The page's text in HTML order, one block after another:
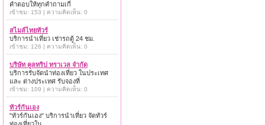
คำตอบให้ทุกคำถามเกี่
เข้าชม: 153 | ความคิดเห็น: 0
สไมล์ไทยทัวร์
บริการนำเที่ยว เช่ารถตู้ 24 ชม.
เข้าชม: 126 | ความคิดเห็น: 0
บริษัท คูลทริป ทราเวล จำกัด
บริการรับจัดนำท่องเที่ยว ในประเทศ
และ ต่างประเทศ รับจองที่
เข้าชม: 109 | ความคิดเห็น: 0
ทัวร์กันเอง
"ทัวร์กันเอง" บริการนำเที่ยว จัดทัวร์